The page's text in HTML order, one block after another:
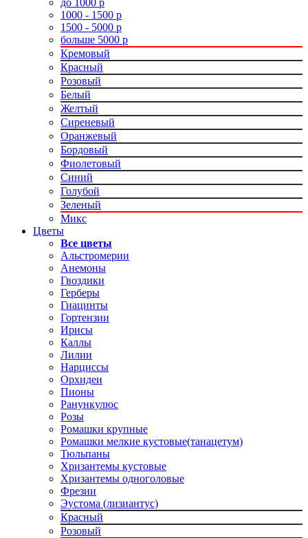
до 1000 р
1000 - 1500 р
1500 - 5000 р
больше 5000 р
Кремовый
Красный
Розовый
Белый
Желтый
Сиреневый
Оранжевый
Бордовый
Фиолетовый
Синий
Голубой
Зеленый
Микс
Цветы
Все цветы
Альстромерии
Анемоны
Гвоздики
Герберы
Гиацинты
Гортензии
Ирисы
Каллы
Лилии
Нарциссы
Орхидеи
Пионы
Ранункулюс
Розы
Ромашки крупные
Ромашки мелкие кустовые(танацетум)
Тюльпаны
Хризантемы кустовые
Хризантемы одноголовые
Фрезии
Эустома (лизиантус)
Красный
Розовый